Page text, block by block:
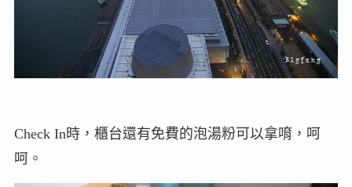
Check In時，櫃台還有免費的泡湯粉可以拿唷，呵
呵。